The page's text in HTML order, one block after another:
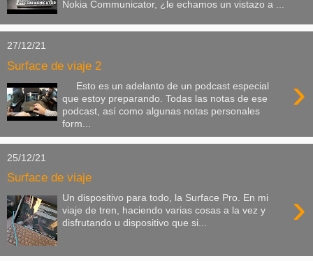
Nokia Communicator, ¿le echamos un vistazo a ...
27/12/21
Surface de viaje 2
›
Esto es un adelanto de un podcast especial
que estoy preparando. Todas las notas de ese
podcast, así como algunas notas personales
form...
25/12/21
Surface de viaje
›
Un dispositivo para todo, la Surface Pro. En mi
viaje de tren, haciendo varias cosas a la vez y
disfrutando u dispositivo que si...